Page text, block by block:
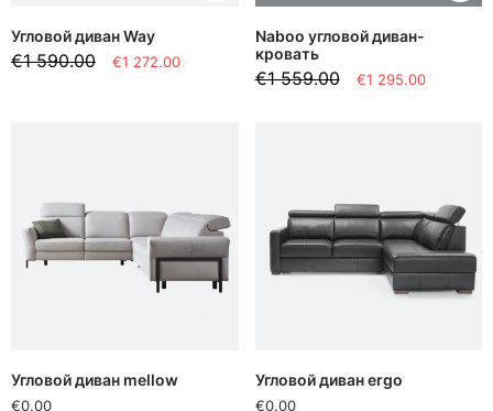
Угловой диван Way
€1 590.00 €1 272.00
Naboo угловой диван-
кровать
€1 559.00 €1 295.00
Угловой диван mellow
€0.00
Угловой диван ergo
€0.00